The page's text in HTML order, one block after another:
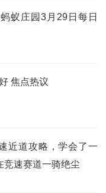
蚁庄园3月29日每日
焦点热议
近道攻略，学会了一
竞速赛道一骑绝尘